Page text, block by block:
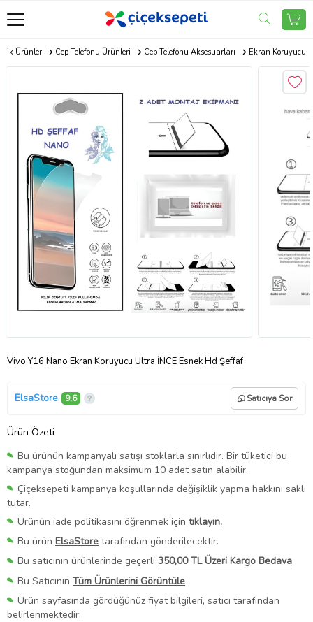
Ürünler Cep Telefonu Ürünleri Cep Telefonu Aksesuarları Ekran Koruyucu
Vivo Y16 Nano Ekran Koruyucu Ultra İNCE Esnek Hd Şeffaf
ElsaStore 9,6 Satıcıya Sor
Ürün Özeti
Bu ürünün kampanyalı satışı stoklarla sınırlıdır. Bir tüketici bu
kampanya stoğundan maksimum 10 adet satın alabilir.
Çiçeksepeti kampanya koşullarında değişiklik yapma hakkını saklı
tutar.
Ürünün iade politikasını öğrenmek için tıklayın.
Bu ürün ElsaStore tarafından gönderilecektir.
Bu satıcının ürünlerinde geçerli 350,00 TL Üzeri Kargo Bedava
Bu Satıcının Tüm Ürünlerini Görüntüle
Ürün sayfasında gördüğünüz fiyat bilgileri, satıcı tarafından
belirlenmektedir.